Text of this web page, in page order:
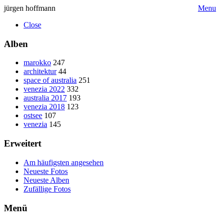
jürgen hoffmann
Menu
Close
Alben
marokko 247
architektur 44
space of australia 251
venezia 2022 332
australia 2017 193
venezia 2018 123
ostsee 107
venezia 145
Erweitert
Am häufigsten angesehen
Neueste Fotos
Neueste Alben
Zufällige Fotos
Menü